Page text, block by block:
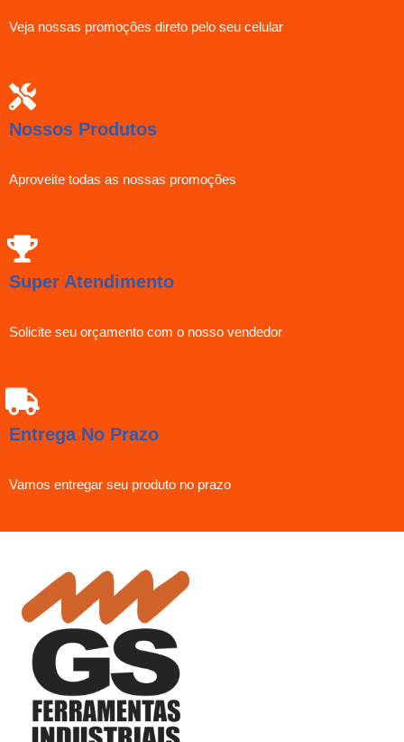
Veja nossas promoções direto pelo seu celular
Nossos Produtos
Aproveite todas as nossas promoções
Super Atendimento
Solicite seu orçamento com o nosso vendedor
Entrega No Prazo
Vamos entregar seu produto no prazo